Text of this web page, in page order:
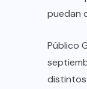
puedan
Público
distintos